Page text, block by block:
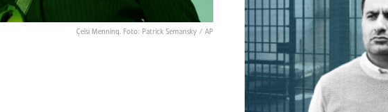
Çelsi Menninq. Foto: Patrick Semansky / AP